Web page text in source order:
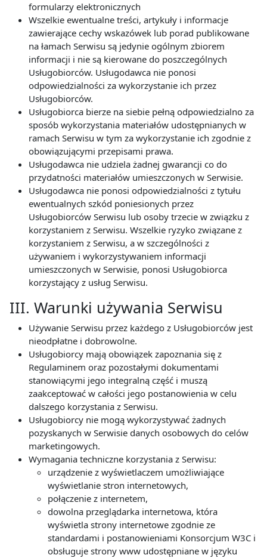
formularzy elektronicznych
Wszelkie ewentualne treści, artykuły i informacje
zawierające cechy wskazówek lub porad publikowane
na łamach Serwisu są jedynie ogólnym zbiorem
informacji i nie są kierowane do poszczególnych
Usługobiorców. Usługodawca nie ponosi
odpowiedzialności za wykorzystanie ich przez
Usługobiorców.
Usługobiorca bierze na siebie pełną odpowiedzialno za
sposób wykorzystania materiałów udostępnianych w
ramach Serwisu w tym za wykorzystanie ich zgodnie z
obowiązującymi przepisami prawa.
Usługodawca nie udziela żadnej gwarancji co do
przydatności materiałów umieszczonych w Serwisie.
Usługodawca nie ponosi odpowiedzialności z tytułu
ewentualnych szkód poniesionych przez
Usługobiorców Serwisu lub osoby trzecie w związku z
korzystaniem z Serwisu. Wszelkie ryzyko związane z
korzystaniem z Serwisu, a w szczególności z
używaniem i wykorzystywaniem informacji
umieszczonych w Serwisie, ponosi Usługobiorca
korzystający z usług Serwisu.
III. Warunki używania Serwisu
Używanie Serwisu przez każdego z Usługobiorców jest
nieodpłatne i dobrowolne.
Usługobiorcy mają obowiązek zapoznania się z
Regulaminem oraz pozostałymi dokumentami
stanowiącymi jego integralną część i muszą
zaakceptować w całości jego postanowienia w celu
dalszego korzystania z Serwisu.
Usługobiorcy nie mogą wykorzystywać żadnych
pozyskanych w Serwisie danych osobowych do celów
marketingowych.
Wymagania techniczne korzystania z Serwisu:
urządzenie z wyświetlaczem umożliwiające
wyświetlanie stron internetowych,
połączenie z internetem,
dowolna przeglądarka internetowa, która
wyświetla strony internetowe zgodnie ze
standardami i postanowieniami Konsorcjum W3C i
obsługuje strony www udostępniane w języku